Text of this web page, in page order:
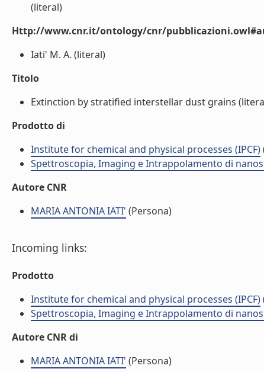
(literal)
Http://www.cnr.it/ontology/cnr/
Iati' M. A. (literal)
Titolo
Extinction by stratified interstellar dust grains
Prodotto di
Institute for chemical and physical processes (IPCF)
Spettroscopia, Imaging e Intrappolamento di
Autore CNR
MARIA ANTONIA IATI' (Persona)
Incoming links:
Prodotto
Institute for chemical and physical processes (IPCF)
Spettroscopia, Imaging e Intrappolamento di
Autore CNR di
MARIA ANTONIA IATI' (Persona)